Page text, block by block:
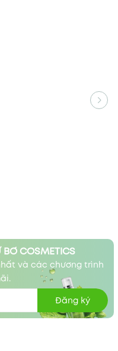
COSMETICS
và các chương trình
Đăng ký